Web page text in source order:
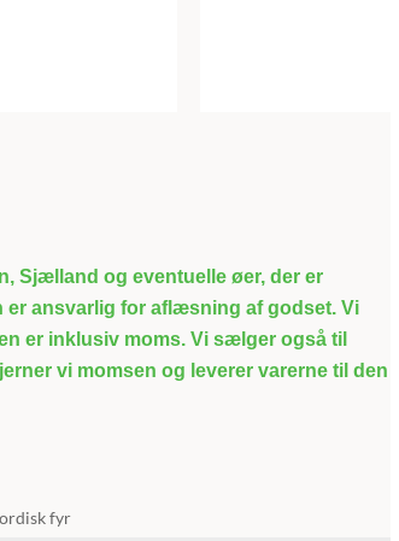
Sjælland og eventuelle øer, der er
er ansvarlig for aflæsning af godset. Vi
er inklusiv moms. Vi sælger også til
vi momsen og leverer varerne til den
fyr